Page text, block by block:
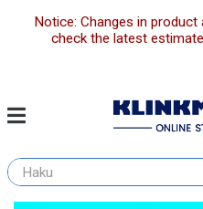
Notice: Changes in product
check the latest